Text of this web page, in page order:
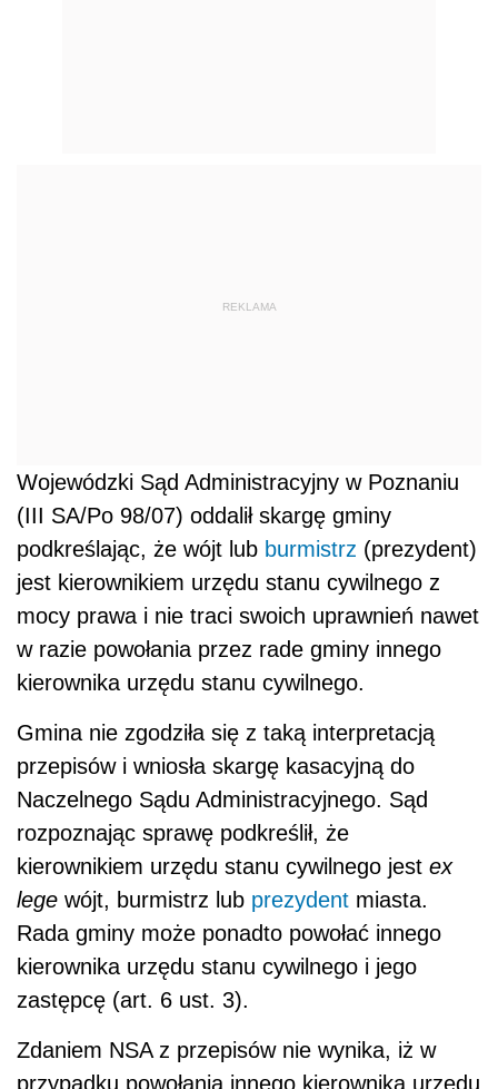
REKLAMA
Wojewódzki Sąd Administracyjny w Poznaniu
(III SA/Po 98/07) oddalił skargę gminy
podkreślając, że wójt lub burmistrz (prezydent)
jest kierownikiem urzędu stanu cywilnego z
mocy prawa i nie traci swoich uprawnień nawet
w razie powołania przez rade gminy innego
kierownika urzędu stanu cywilnego.
Gmina nie zgodziła się z taką interpretacją
przepisów i wniosła skargę kasacyjną do
Naczelnego Sądu Administracyjnego. Sąd
rozpoznając sprawę podkreślił, że
kierownikiem urzędu stanu cywilnego jest ex
lege wójt, burmistrz lub prezydent miasta.
Rada gminy może ponadto powołać innego
kierownika urzędu stanu cywilnego i jego
zastępcę (art. 6 ust. 3).
Zdaniem NSA z przepisów nie wynika, iż w
przypadku powołania innego kierownika urzędu